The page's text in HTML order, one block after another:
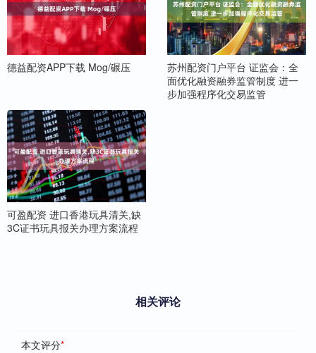
德益配资APP下载 Mog/碾压
苏州配资门户平台 证监会：全
面优化融资融券监管制度 进一
步加强程序化交易监管
可盈配资 进口香港玩具清关,缺
3C证书玩具报关办理方案流程
相关评论
本文评分*